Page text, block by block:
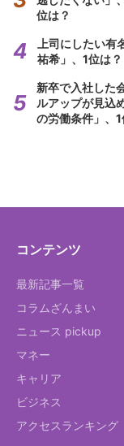
位は？
上司にしたい
祐希」、1位は？
新卒で入社した
ルアップが見込
の労働条件」、1
コンテンツ
最新記事一覧
コラムざんまい
ニュース pickup
マネー
キャリア
ビジネス
アクセスランキング